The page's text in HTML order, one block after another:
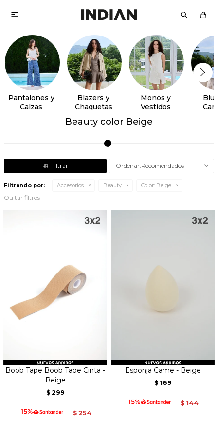

Pantalones y
Calzas
Blazers y
Chaquetas
Monos y
Vestidos
Beauty color Beige
Recomendados
Filtrando por: Accesorios Beauty Color: Beige
Quitar filtros
Boob Tape Boob Tape Cinta -
Beige
$ 299
$ 254
Esponja Came - Beige
$ 169
$ 144